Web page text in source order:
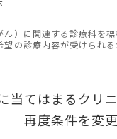
）に関連する診療科を
望の診療内容が受けられ
当てはまるクリ
再度条件を変